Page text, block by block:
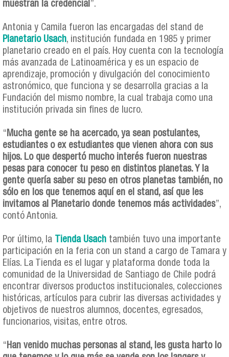
muestran la credencial ”.
Antonia y Camila fueron las encargadas del stand de
Planetario Usach, institución fundada en 1985 y primer
planetario creado en el país. Hoy cuenta con la tecnología
más avanzada de Latinoamérica y es un espacio de
aprendizaje, promoción y divulgación del conocimiento
astronómico, que funciona y se desarrolla gracias a la
Fundación del mismo nombre, la cual trabaja como una
institución privada sin fines de lucro.
“ Mucha gente se ha acercado, ya sean postulantes,
estudiantes o ex estudiantes que vienen ahora con sus
hijos. Lo que despertó mucho interés fueron nuestras
pesas para conocer tu peso en distintos planetas. Y la
gente quería saber su peso en otros planetas también, no
sólo en los que tenemos aquí en el stand, así que les
invitamos al Planetario donde tenemos más actividades”,
contó Antonia.
Por último, la Tienda Usach también tuvo una importante
participación en la feria con un stand a cargo de Tamara y
Elías. La Tienda es el lugar y plataforma donde toda la
comunidad de la Universidad de Santiago de Chile podrá
encontrar diversos productos institucionales, colecciones
históricas, artículos para cubrir las diversas actividades y
objetivos de nuestros alumnos, docentes, egresados,
funcionarios, visitas, entre otros.
“ Han venido muchas personas al stand, les gusta harto lo